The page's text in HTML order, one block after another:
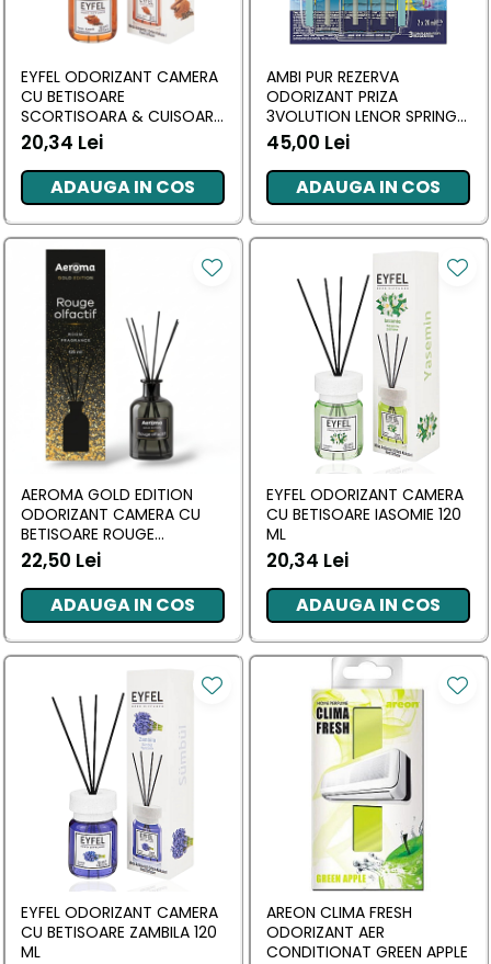
EYFEL ODORIZANT CAMERA
CU BETISOARE
SCORTISOARA & CUISOARE
120 ML
20,34 Lei
ADAUGA IN COS
AMBI PUR REZERVA
ODORIZANT PRIZA
3VOLUTION LENOR SPRING
AWAKENING 2X20 ML
45,00 Lei
ADAUGA IN COS
AEROMA GOLD EDITION
ODORIZANT CAMERA CU
BETISOARE ROUGE
OLFACTIF 125 ML
22,50 Lei
ADAUGA IN COS
EYFEL ODORIZANT CAMERA
CU BETISOARE IASOMIE 120
ML
20,34 Lei
ADAUGA IN COS
EYFEL ODORIZANT CAMERA
CU BETISOARE ZAMBILA 120
ML
AREON CLIMA FRESH
ODORIZANT AER
CONDITIONAT GREEN APPLE